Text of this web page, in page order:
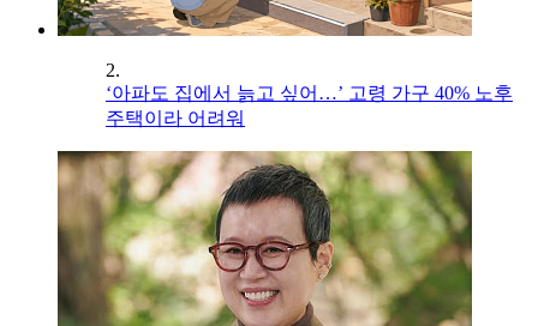
2.
‘아파도 집에서 늙고 싶어…’ 고령 가구 40% 노후
주택이라 어려워